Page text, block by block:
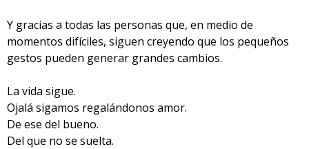
Y gracias a todas las personas que, en medio de
momentos difíciles, siguen creyendo que los pequeños
gestos pueden generar grandes cambios.
La vida sigue.
Ojalá sigamos regalándonos amor.
De ese del bueno.
Del que no se suelta.